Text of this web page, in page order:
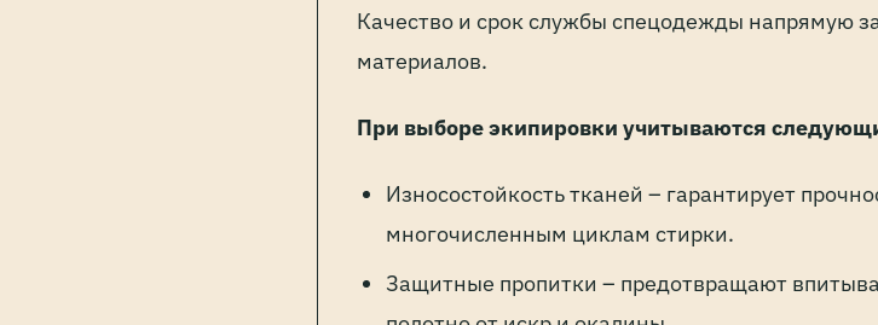
Качество и срок службы спецодежды напрямую
материалов.
При выборе экипировки учитываются
Износостойкость тканей – гарантирует
многочисленным циклам стирки.
Защитные пропитки – предотвращают